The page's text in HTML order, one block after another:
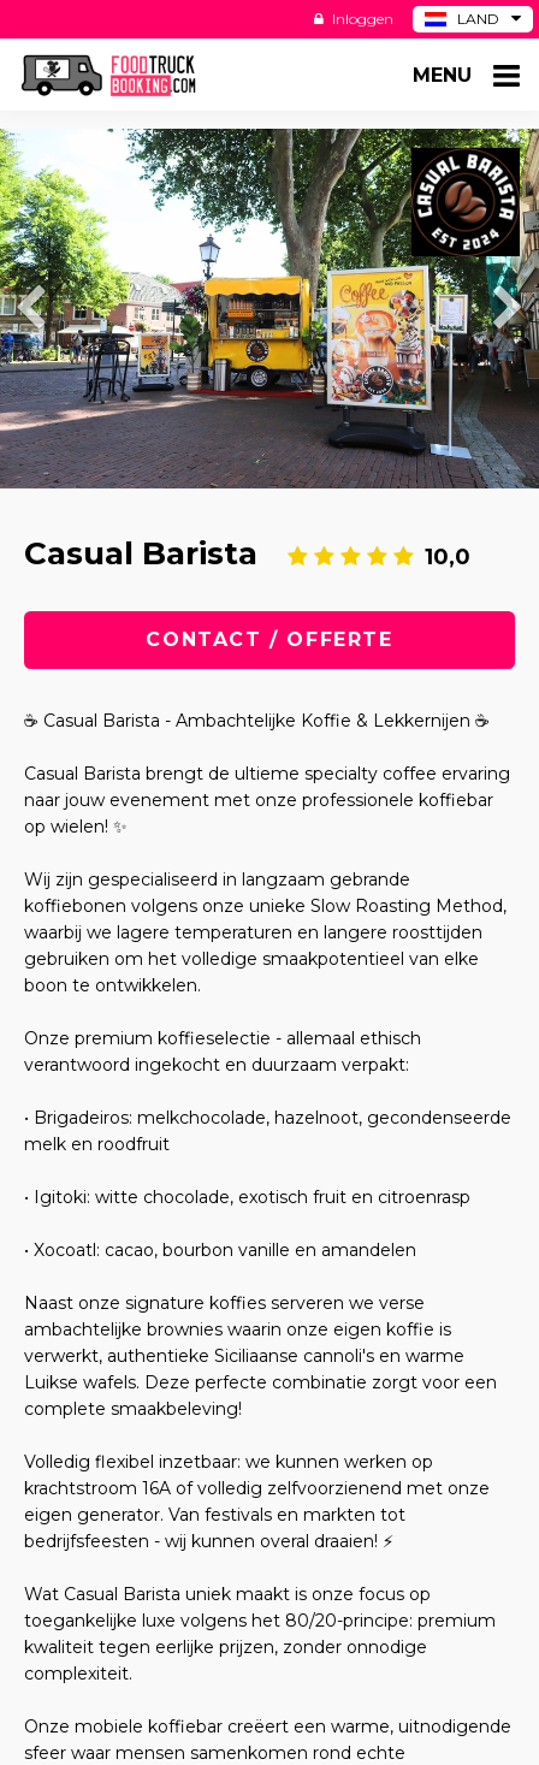
LAND
DE
US
Inloggen
MENU
Casual Barista 10,0
CONTACT / OFFERTE
☕ Casual Barista - Ambachtelijke Koffie & Lekkernijen ☕
Casual Barista brengt de ultieme specialty coffee ervaring
naar jouw evenement met onze professionele koffiebar
op wielen! ✨
Wij zijn gespecialiseerd in langzaam gebrande
koffiebonen volgens onze unieke Slow Roasting Method,
waarbij we lagere temperaturen en langere roosttijden
gebruiken om het volledige smaakpotentieel van elke
boon te ontwikkelen.
Onze premium koffieselectie - allemaal ethisch
verantwoord ingekocht en duurzaam verpakt:
• Brigadeiros: melkchocolade, hazelnoot, gecondenseerde
melk en roodfruit
• Igitoki: witte chocolade, exotisch fruit en citroenrasp
• Xocoatl: cacao, bourbon vanille en amandelen
Naast onze signature koffies serveren we verse
ambachtelijke brownies waarin onze eigen koffie is
verwerkt, authentieke Siciliaanse cannoli's en warme
Luikse wafels. Deze perfecte combinatie zorgt voor een
complete smaakbeleving!
Volledig flexibel inzetbaar: we kunnen werken op
krachtstroom 16A of volledig zelfvoorzienend met onze
eigen generator. Van festivals en markten tot
bedrijfsfeesten - wij kunnen overal draaien! ⚡
Wat Casual Barista uniek maakt is onze focus op
toegankelijke luxe volgens het 80/20-principe: premium
kwaliteit tegen eerlijke prijzen, zonder onnodige
complexiteit.
Onze mobiele koffiebar creëert een warme, uitnodigende
sfeer waar mensen samenkomen rond echte